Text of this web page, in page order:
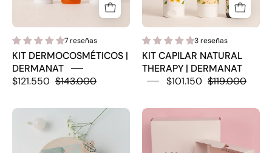
7 reseñas
KIT DERMOCOSMÉTICOS |
DERMANAT
$121.550 $143.000
3 reseñas
KIT CAPILAR NATURAL
THERAPY | DERMANAT
$101.150 $119.000
Tarjeta
de
regalo
CAJA
EMPAQUE